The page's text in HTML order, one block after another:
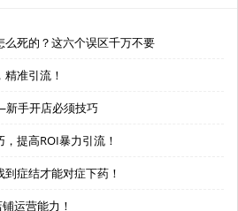
死的？这六个误区千万不要
准引流！
手开店必须技巧
提高ROI暴力引流！
症结才能对症下药！
运营能力！